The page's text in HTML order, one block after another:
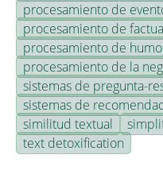
procesamiento de
procesamiento de
procesamiento de
procesamiento de la
sistemas de pregunta-
sistemas de
similitud textual
text detoxification